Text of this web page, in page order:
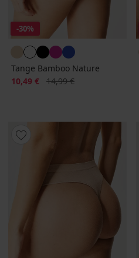
-30%
Tange Bamboo Nature
Popust
10,49 € Prvobitna cijena
14,99 €